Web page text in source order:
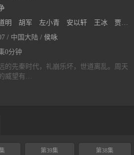
明
胡军 左小青 安以轩 王冰
贾一平
/ 中国大陆 / 侯咏
0分钟
的先秦时代，礼崩乐坏，世道离乱。周天
威望有…
第39集 第38集